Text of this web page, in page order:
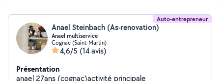
Auto-entrepreneur
Anael Steinbach (As-renovation)
Anael multiservice
Cognac (Saint-Martin)
4,6/5 (14 avis)
Présentation
anael 27ans (cognac)activité principale